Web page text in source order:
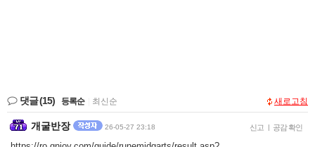
댓글(15) 등록순 최신순 새로고침
개굴반장 26-05-27 23:18 신고 | 공감 확인